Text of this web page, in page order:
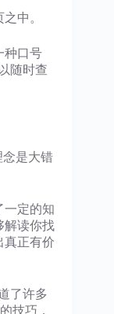
中。
种口号
随时查
念是大错
一定的知
读你找
真正有价
了许多
技巧，